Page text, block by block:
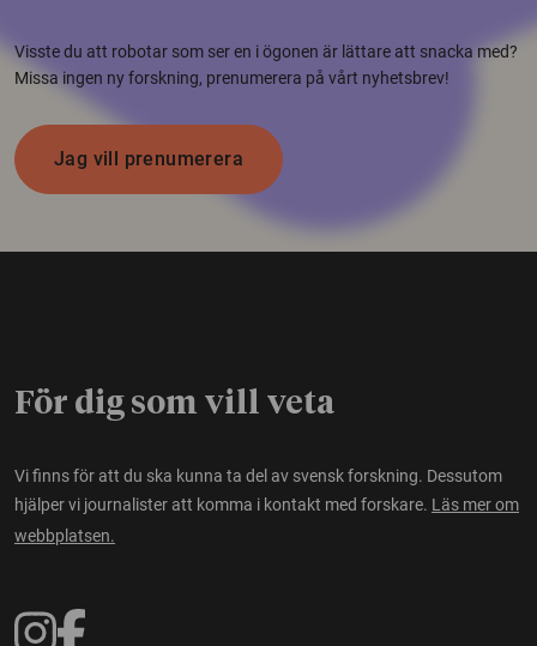
Visste du att robotar som ser en i ögonen är lättare att snacka med?
Missa ingen ny forskning, prenumerera på vårt nyhetsbrev!
Jag vill prenumerera
För dig som vill veta
Vi finns för att du ska kunna ta del av svensk forskning. Dessutom
hjälper vi journalister att komma i kontakt med forskare. Läs mer om
webbplatsen.